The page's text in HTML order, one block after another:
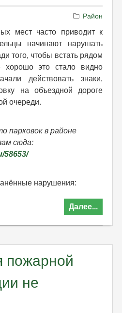
Район
мест часто приводит к
начинают нарушать
того, чтобы встать рядом
это стало видно
действовать знаки,
на объездной дороге
очереди.
парковок в районе
сюда:
58653/
нарушения:
Далее...
пожарной
не